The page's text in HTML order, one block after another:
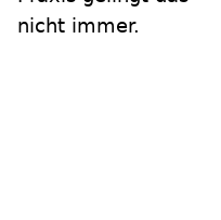
nicht immer.